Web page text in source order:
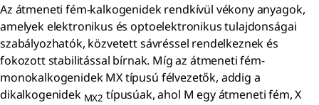
Az átmeneti fém-kalkogenidek rendkívül vékony anyagok,
amelyek elektronikus és optoelektronikus tulajdonságai
szabályozhatók, közvetett sávréssel rendelkeznek és
fokozott stabilitással bírnak. Míg az átmeneti fém-
monokalkogenidek MX típusú félvezetők, addig a
dikalkogenidek MX2 típusúak, ahol M egy átmeneti fém, X